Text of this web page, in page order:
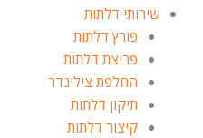
שירותי דלתות
פורץ דלתות
פריצת דלתות
החלפת צילינדר
תיקון דלתות
קיצור דלתות